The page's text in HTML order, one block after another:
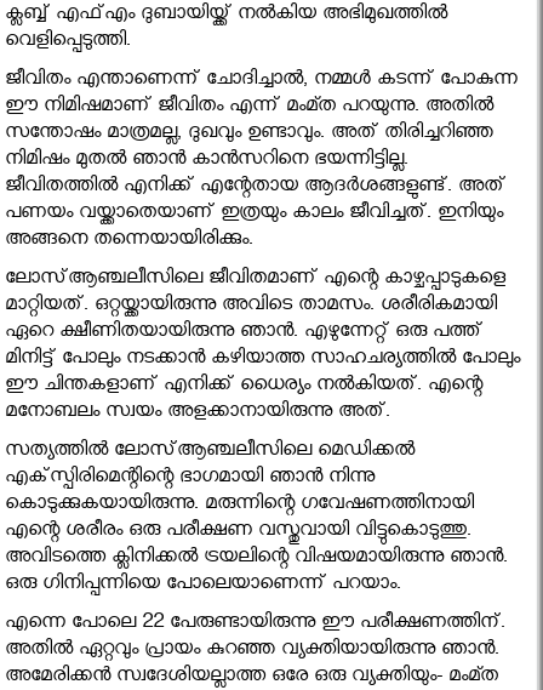
ക്ലബ്ബ് എഫ്എം ദുബായിയ്ക്ക് നല്‍കിയ അഭിമുഖത്തിൽ
വെളിപ്പെടുത്തി.
ജീവിതം എന്താണെന്ന് ചോദിച്ചാല്‍, നമ്മള്‍ കടന്ന് പോകുന്ന
ഈ നിമിഷമാണ് ജീവിതം എന്ന് മംമ്ത പറയുന്നു. അതില്‍
സന്തോഷം മാത്രമല്ല, ദുഖവും ഉണ്ടാവും. അത് തിരിച്ചറിഞ്ഞ
നിമിഷം മുതല്‍ ഞാന്‍ കാന്‍സറിനെ ഭയന്നിട്ടില്ല.
ജീവിതത്തില്‍ എനിക്ക് എന്റേതായ ആദര്‍ശങ്ങളുണ്ട്. അത്
പണയം വയ്ക്കാതെയാണ് ഇത്രയും കാലം ജീവിച്ചത്. ഇനിയും
അങ്ങനെ തന്നെയായിരിക്കും.
ലോസ്ആഞ്ചലീസിലെ ജീവിതമാണ് എന്റെ കാഴ്ചപ്പാടുകളെ
മാറ്റിയത്. ഒറ്റയ്ക്കായിരുന്നു അവിടെ താമസം. ശരീരികമായി
ഏറെ ക്ഷീണിതയായിരുന്നു ഞാന്‍. എഴുന്നേറ്റ് ഒരു പത്ത്
മിനിട്ട് പോലും നടക്കാന്‍ കഴിയാത്ത സാഹചര്യത്തില്‍ പോലും
ഈ ചിന്തകളാണ് എനിക്ക് ധൈര്യം നല്‍കിയത്. എന്റെ
മനോബലം സ്വയം അളക്കാനായിരുന്നു അത്.
സത്യത്തില്‍ ലോസ്ആഞ്ചലീസിലെ മെഡിക്കല്‍
എക്‌സ്പിരിമെന്റിന്റെ ഭാഗമായി ഞാന്‍ നിന്നു
കൊടുക്കുകയായിരുന്നു. മരുന്നിന്റെ ഗവേഷണത്തിനായി
എന്റെ ശരീരം ഒരു പരീക്ഷണ വസ്തുവായി വിട്ടുകൊടുത്തു.
അവിടത്തെ ക്ലിനിക്കല്‍ ട്രയലിന്റെ വിഷയമായിരുന്നു ഞാന്‍.
ഒരു ഗിനിപ്പന്നിയെ പോലെയാണെന്ന് പറയാം.
എന്നെ പോലെ 22 പേരുണ്ടായിരുന്നു ഈ പരീക്ഷണത്തിന്.
അതില്‍ ഏറ്റവും പ്രായം കുറഞ്ഞ വ്യക്തിയായിരുന്നു ഞാന്‍.
അമേരിക്കന്‍ സ്വദേശിയല്ലാത്ത ഒരേ ഒരു വ്യക്തിയും- മംമ്ത